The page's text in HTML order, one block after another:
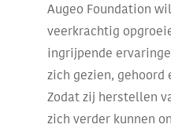
Augeo Foundation
veerkrachtig
ingrijpende
zich gezien, gehoord
Zodat zij herstellen
zich verder kunnen